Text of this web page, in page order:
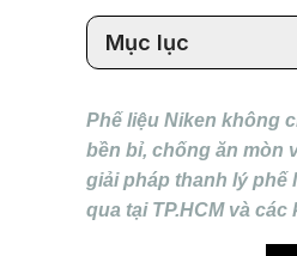
Mục lục
Phế liệu Niken không
bền bỉ, chống ăn mòn
giải pháp thanh lý phế
qua tại TP.HCM và